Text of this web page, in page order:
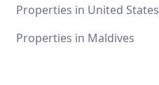
Properties in United States
Properties in Maldives